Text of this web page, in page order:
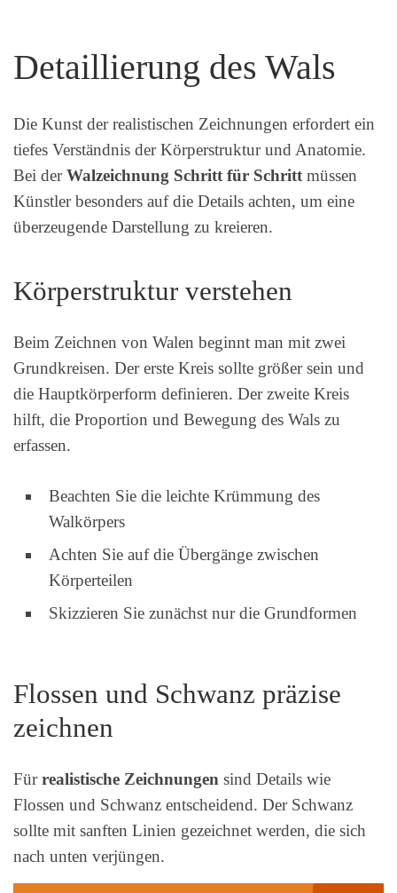
Detaillierung des Wals
Die Kunst der realistischen Zeichnungen erfordert ein
tiefes Verständnis der Körperstruktur und Anatomie.
Bei derWalzeichnung Schritt für Schrittmüssen
Künstler besonders auf die Details achten, um eine
überzeugende Darstellung zu kreieren.
Körperstruktur verstehen
Beim Zeichnen von Walen beginnt man mit zwei
Grundkreisen. Der erste Kreis sollte größer sein und
die Hauptkörperform definieren. Der zweite Kreis
hilft, die Proportion und Bewegung des Wals zu
erfassen.
Beachten Sie die leichte Krümmung des
Walkörpers
Achten Sie auf die Übergänge zwischen
Körperteilen
Skizzieren Sie zunächst nur die Grundformen
Flossen und Schwanz präzise
zeichnen
Fürrealistische Zeichnungen sind Details wie
Flossen und Schwanz entscheidend. Der Schwanz
sollte mit sanften Linien gezeichnet werden, die sich
nach unten verjüngen.